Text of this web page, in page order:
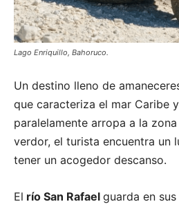
Lago Enriquillo, Bahoruco.
Un destino lleno de
que caracteriza el mar Caribe
paralelamente arropa a la
verdor, el turista encuentra un
tener un acogedor descanso.
El río San Rafael guarda en